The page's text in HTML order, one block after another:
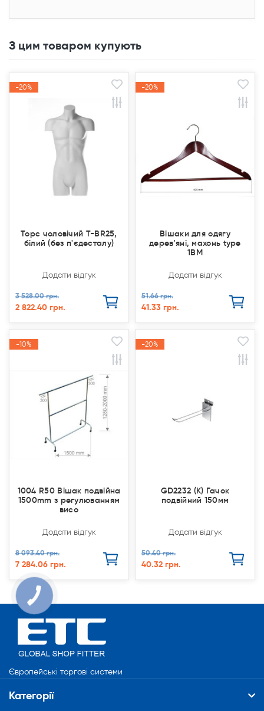
З цим товаром купують
-20%
-20%
Торс чоловічий T-BR25,
білий (без п'єдесталу)
Додати відгук
3 528.00 грн.
2 822.40 грн.
-20%
-20%
Вішаки для одягу
дерев'яні, махонь type
1ВМ
Додати відгук
51.66 грн.
41.33 грн.
-10%
-10%
1004 R50 Вішак подвійна
1500mm з регулюванням
висо
Додати відгук
8 093.40 грн.
7 284.06 грн.
-20%
-20%
GD2232 (К) Гачок
подвійний 150мм
Додати відгук
50.40 грн.
40.32 грн.
Європейські торгові системи
Категорії
КНОПКА
СВЯЗИ